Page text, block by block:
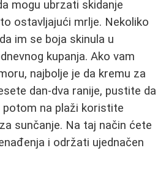
mogu ubrzati skidanje
ostavljajući mrlje. Nekoliko
im se boja skinula u
kupanja. Ako vam
najbolje je da kremu za
dan-dva ranije, pustite da
potom na plaži koristite
sunčanje. Na taj način ćete
i održati ujednačen